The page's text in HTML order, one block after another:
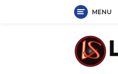
MENU